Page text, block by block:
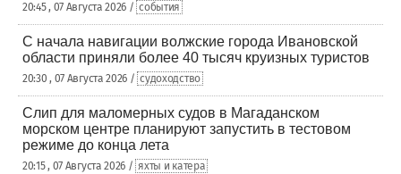
20:45 , 07 Августа 2026 / события
С начала навигации волжские города Ивановской
области приняли более 40 тысяч круизных туристов
20:30 , 07 Августа 2026 / судоходство
Слип для маломерных судов в Магаданском
морском центре планируют запустить в тестовом
режиме до конца лета
20:15 , 07 Августа 2026 / яхты и катера